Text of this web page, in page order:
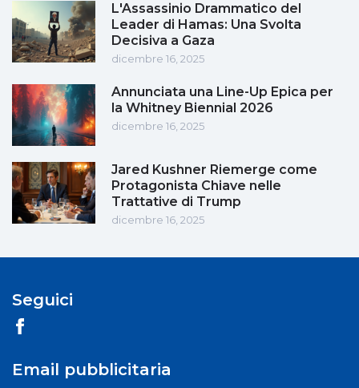
L'Assassinio Drammatico del
Leader di Hamas: Una Svolta
Decisiva a Gaza
dicembre 16, 2025
Annunciata una Line-Up Epica per
la Whitney Biennial 2026
dicembre 16, 2025
Jared Kushner Riemerge come
Protagonista Chiave nelle
Trattative di Trump
dicembre 16, 2025
Seguici
Email pubblicitaria